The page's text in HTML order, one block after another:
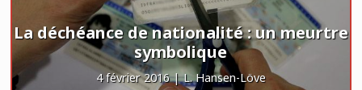
La déchéance de nationalité : un meurtre
symbolique
4 février 2016 | L. Hansen-Löve